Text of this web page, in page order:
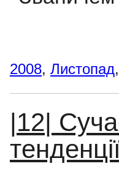
2008, Листопад
|12|